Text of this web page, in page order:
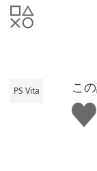
PS Vita
こ
い
い